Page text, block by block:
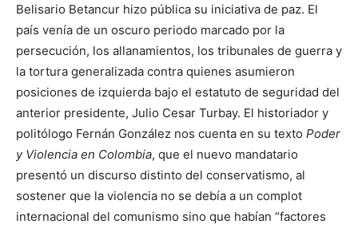
Belisario Betancur hizo pública su iniciativa de paz. El
país venía de un oscuro periodo marcado por la
persecución, los allanamientos, los tribunales de guerra y
la tortura generalizada contra quienes asumieron
posiciones de izquierda bajo el estatuto de seguridad del
anterior presidente, Julio Cesar Turbay. El historiador y
politólogo Fernán González nos cuenta en su texto Poder
y Violencia en Colombia, que el nuevo mandatario
presentó un discurso distinto del conservatismo, al
sostener que la violencia no se debía a un complot
internacional del comunismo sino que habían “factores